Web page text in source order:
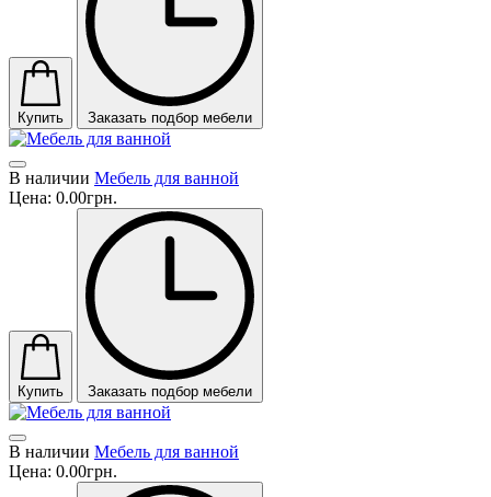
Купить Заказать подбор мебели
В наличии Мебель для ванной
Цена: 0.00грн.
Купить Заказать подбор мебели
В наличии Мебель для ванной
Цена: 0.00грн.